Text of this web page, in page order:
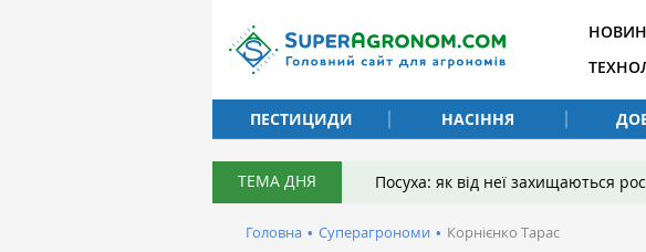
ПЕСТИЦИДИ
НАСІННЯ
ТЕМА ДНЯ Посуха: як від неї захищаються
Головна • Суперагрономи • Корнієнко Тарас